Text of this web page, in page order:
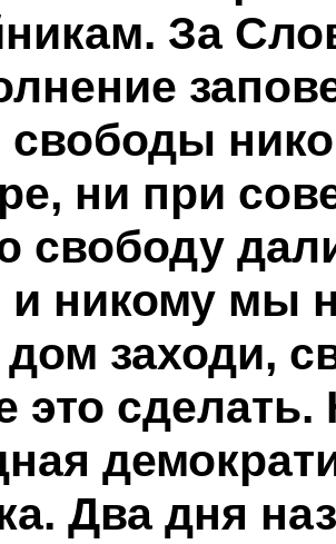
За
свободы
ни при
свободу
и никому мы
заходи,
это сделать.
Два дня